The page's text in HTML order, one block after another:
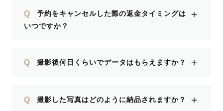
Q
予約をキャンセルした際の返金タイミングは
いつですか？
＋
Q 撮影後何日くらいでデータはもらえますか？ ＋
Q 撮影した写真はどのように納品されますか？ ＋